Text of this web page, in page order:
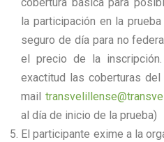
la participación en la
seguro de día para no
el precio de la
exactitud las coberturas
mail
al día de inicio de la prueba)
El participante exime a la